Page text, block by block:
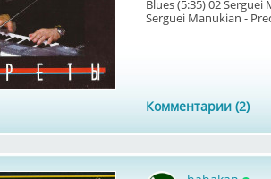
Blues (5:35) 02
Serguei Manukian -
Комментарии (2)